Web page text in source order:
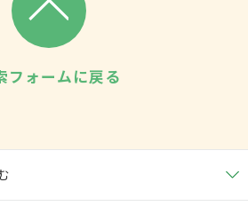
フォームに戻る